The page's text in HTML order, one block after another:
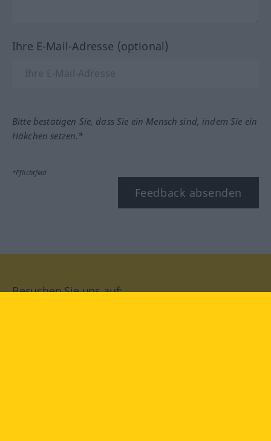
Ihre E-Mail-Adresse (optional)
Bitte bestätigen Sie, dass Sie ein Mensch sind, indem Sie ein
Häkchen setzen.*
*Pflichtfeld
Feedback absenden
Besuchen Sie uns auf: